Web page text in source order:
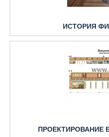
ИСТОРИЯ
ПРОЕКТИРОВАНИЕ